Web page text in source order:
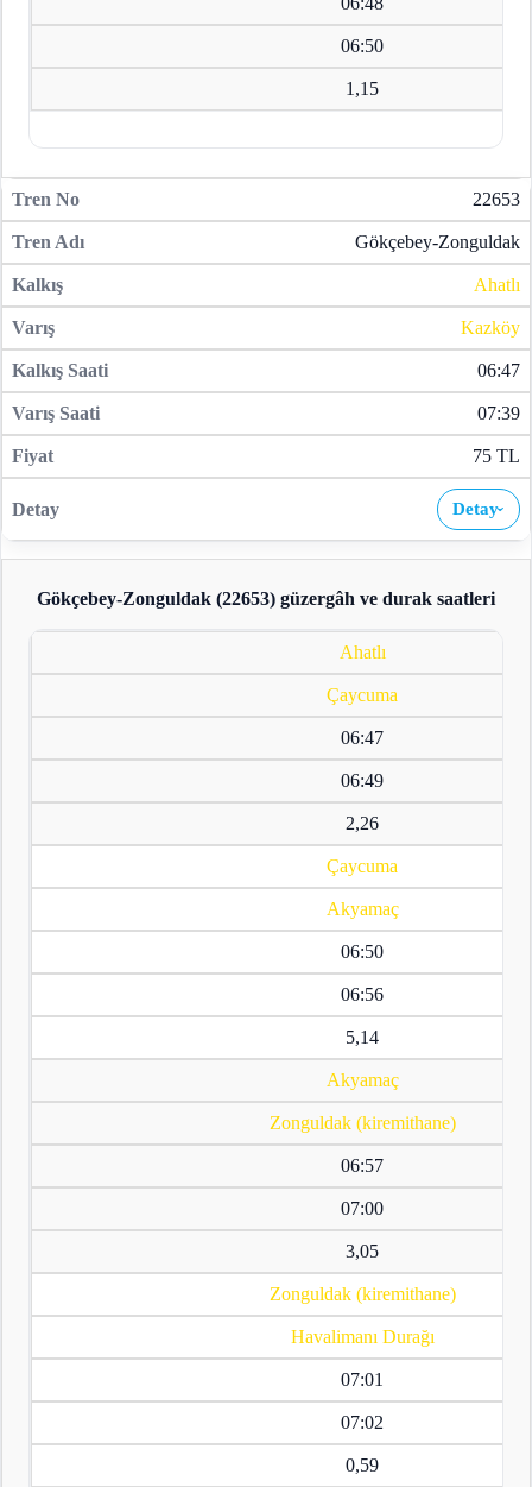
06:50
1,15
22653
Gökçebey-Zonguldak
Ahatlı
Kazköy
06:47
07:39
75 TL
Detay›
Gökçebey-Zonguldak (22653) güzergâh ve durak saatleri
Ahatlı
Çaycuma
06:47
06:49
2,26
Çaycuma
Akyamaç
06:50
06:56
5,14
Akyamaç
Zonguldak (kiremithane)
06:57
07:00
3,05
Zonguldak (kiremithane)
Havalimanı Durağı
07:01
07:02
0,59